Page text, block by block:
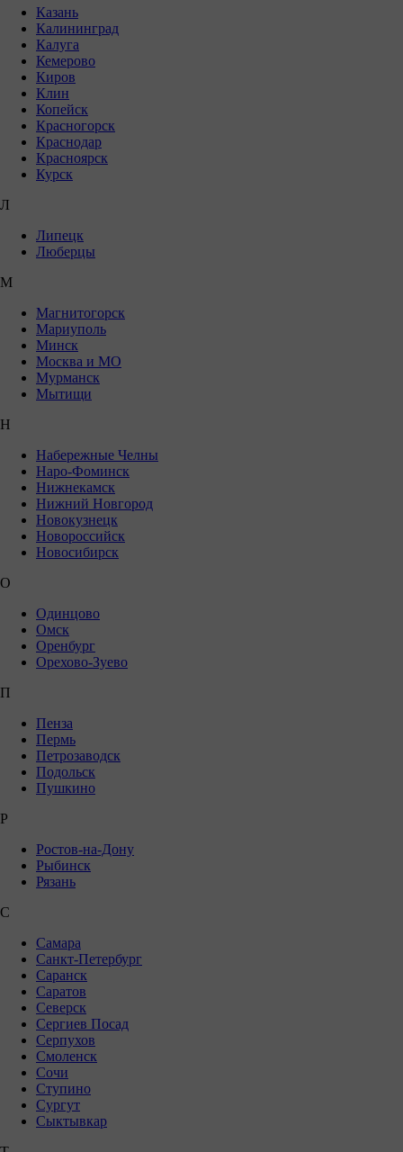
Казань
Калининград
Калуга
Кемерово
Киров
Клин
Копейск
Красногорск
Краснодар
Красноярск
Курск
Л
Липецк
Люберцы
М
Магнитогорск
Мариуполь
Минск
Москва и МО
Мурманск
Мытищи
Н
Набережные Челны
Наро-Фоминск
Нижнекамск
Нижний Новгород
Новокузнецк
Новороссийск
Новосибирск
О
Одинцово
Омск
Оренбург
Орехово-Зуево
П
Пенза
Пермь
Петрозаводск
Подольск
Пушкино
Р
Ростов-на-Дону
Рыбинск
Рязань
С
Самара
Санкт-Петербург
Саранск
Саратов
Северск
Сергиев Посад
Серпухов
Смоленск
Сочи
Ступино
Сургут
Сыктывкар